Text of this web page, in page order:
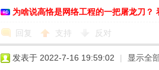
为啥说高恪是网络工程的一把屠龙刀？
回复 支持 反对
发表于 2022-7-16 19:59:02 | 显示全